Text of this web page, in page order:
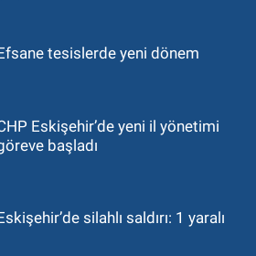
tesislerde yeni dönem
Eskişehir’de yeni il yönetimi
başladı
silahlı saldırı: 1 yaralı